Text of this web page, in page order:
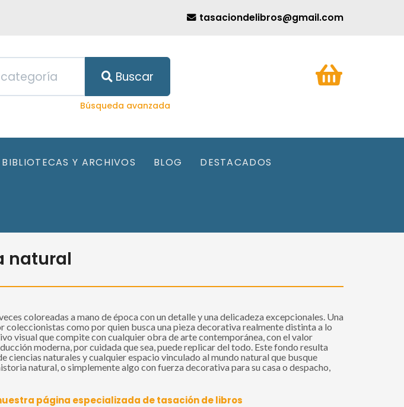
tasaciondelibros@gmail.com
Buscar
Búsqueda avanzada
BIBLIOTECAS Y ARCHIVOS BLOG DESTACADOS
natural
coloreadas a mano de época con un detalle y una delicadeza excepcionales. Una
como por quien busca una pieza decorativa realmente distinta a lo
visual que compite con cualquier obra de arte contemporánea, con el valor
moderna, por cuidada que sea, puede replicar del todo. Este fondo resulta
naturales y cualquier espacio vinculado al mundo natural que busque
natural, o simplemente algo con fuerza decorativa para su casa o despacho,
página especializada de tasación de libros